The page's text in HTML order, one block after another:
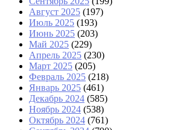
Август 2025 (197)
Июль 2025 (193)
Июнь 2025 (203)
Май 2025 (229)
Апрель 2025 (230)
Март 2025 (205)
Февраль 2025 (218)
Январь 2025 (461)
Декабрь 2024 (585)
Ноябрь 2024 (538)
Октябрь 2024 (761)